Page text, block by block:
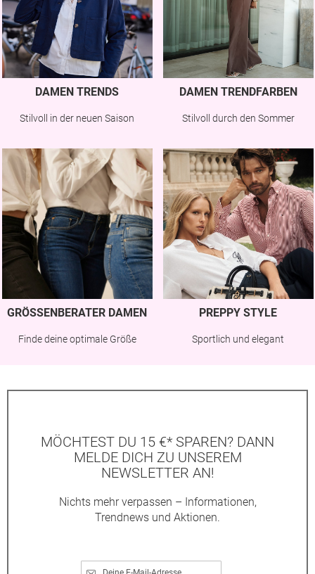
DAMEN TRENDS
Stilvoll in der neuen Saison
DAMEN TRENDFARBEN
Stilvoll durch den Sommer
GRÖSSENBERATER DAMEN
Finde deine optimale Größe
PREPPY STYLE
Sportlich und elegant
MÖCHTEST DU 15 €* SPAREN? DANN
MELDE DICH ZU UNSEREM
NEWSLETTER AN!
Nichts mehr verpassen – Informationen,
Trendnews und Aktionen.